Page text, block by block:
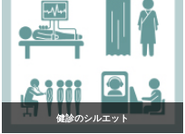
健診のシルエット